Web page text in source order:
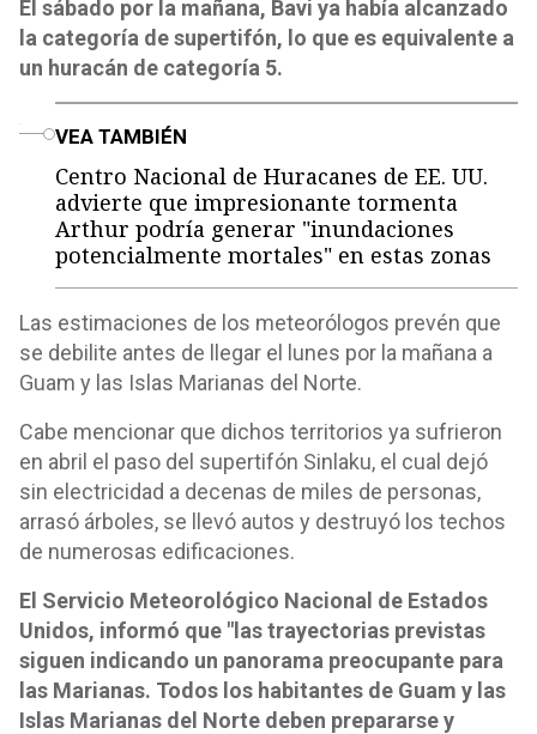
El sábado por la mañana, Bavi ya había alcanzado
la categoría de supertifón, lo que es equivalente a
un huracán de categoría 5.
VEA TAMBIÉN
Centro Nacional de Huracanes de EE. UU.
advierte que impresionante tormenta
Arthur podría generar "inundaciones
potencialmente mortales" en estas zonas
Las estimaciones de los meteorólogos prevén que
se debilite antes de llegar el lunes por la mañana a
Guam y las Islas Marianas del Norte.
Cabe mencionar que dichos territorios ya sufrieron
en abril el paso del supertifón Sinlaku, el cual dejó
sin electricidad a decenas de miles de personas,
arrasó árboles, se llevó autos y destruyó los techos
de numerosas edificaciones.
El Servicio Meteorológico Nacional de Estados
Unidos, informó que "las trayectorias previstas
siguen indicando un panorama preocupante para
las Marianas. Todos los habitantes de Guam y las
Islas Marianas del Norte deben prepararse y